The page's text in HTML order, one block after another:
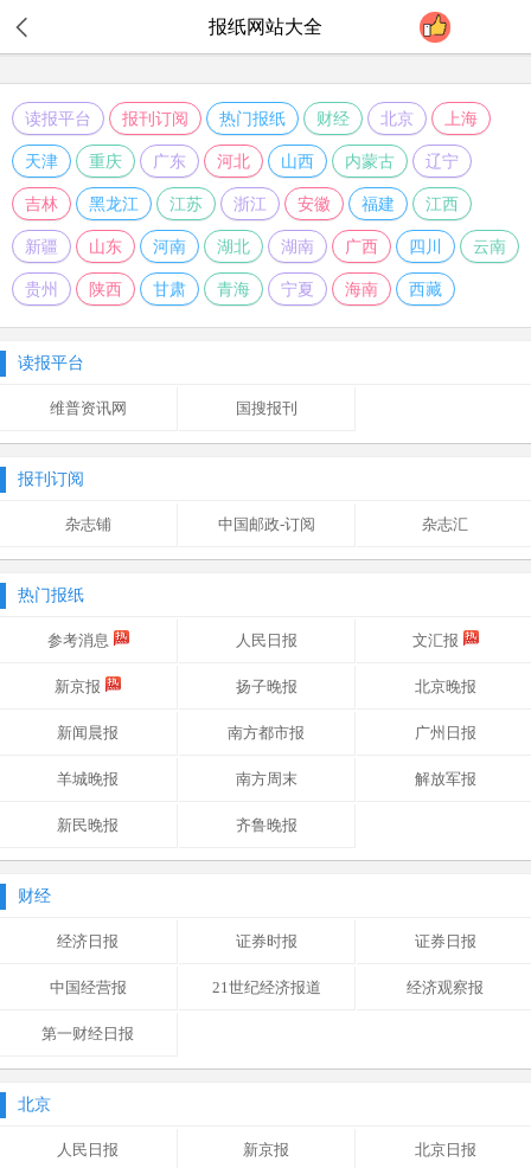
报纸网站大全
读报平台 报刊订阅 热门报纸 财经 北京 上海
天津 重庆 广东 河北 山西 内蒙古 辽宁
吉林 黑龙江 江苏 浙江 安徽 福建 江西
新疆 山东 河南 湖北 湖南 广西 四川 云南
贵州 陕西 甘肃 青海 宁夏 海南 西藏
读报平台
维普资讯网 国搜报刊
报刊订阅
杂志铺 中国邮政-订阅 杂志汇
热门报纸
参考消息 人民日报 文汇报
新京报 扬子晚报 北京晚报
新闻晨报 南方都市报 广州日报
羊城晚报 南方周末 解放军报
新民晚报 齐鲁晚报
财经
经济日报 证券时报 证券日报
中国经营报 21世纪经济报道 经济观察报
第一财经日报
北京
人民日报 新京报 北京日报